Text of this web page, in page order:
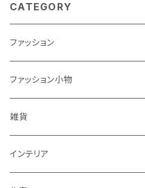
CATEGORY
ファッション
ワンピース
トップス
パンツ
ファッション小物
バッグ
ポーチ
雑貨
バスケット
インテリア